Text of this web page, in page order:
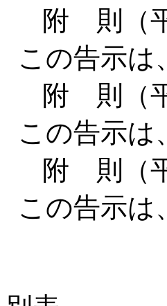
附 則（
この告示は
附 則（
この告示は
附 則（
この告示は